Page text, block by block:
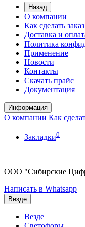
Назад
О компании
Как сделать заказ
Доставка и
Политика
Применение
Новости
Контакты
Скачать прайс
Документация
Информация
О компании Как
Закладки0
ООО "Сибирские
Написать в Whatsapp
Везде
Везде